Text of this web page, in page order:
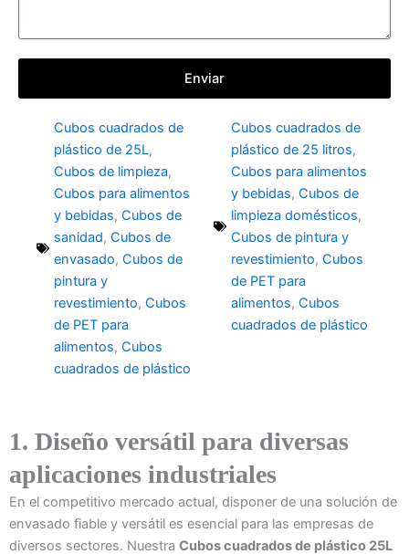
Enviar
Cubos cuadrados de
plástico de 25L,
Cubos de limpieza,
Cubos para alimentos
y bebidas, Cubos de
sanidad, Cubos de
envasado, Cubos de
pintura y
revestimiento, Cubos
de PET para
alimentos, Cubos
cuadrados de plástico
Cubos cuadrados de
plástico de 25 litros,
Cubos para alimentos
y bebidas, Cubos de
limpieza domésticos,
Cubos de pintura y
revestimiento, Cubos
de PET para
alimentos, Cubos
cuadrados de plástico
1. Diseño versátil para diversas
aplicaciones industriales
En el competitivo mercado actual, disponer de una solución de
envasado fiable y versátil es esencial para las empresas de
diversos sectores. Nuestra Cubos cuadrados de plástico 25L